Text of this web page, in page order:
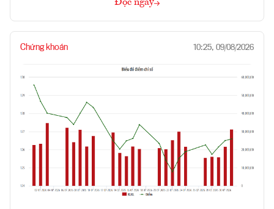
Đọc ngay
Chứng khoán 10:25, 09/08/2026